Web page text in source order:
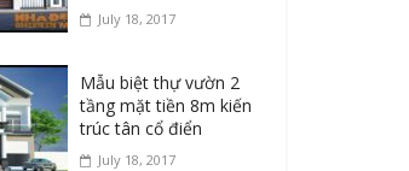
July 18, 2017
Mẫu biệt thự vườn 2
tầng mặt tiền 8m kiến
trúc tân cổ điển
July 18, 2017